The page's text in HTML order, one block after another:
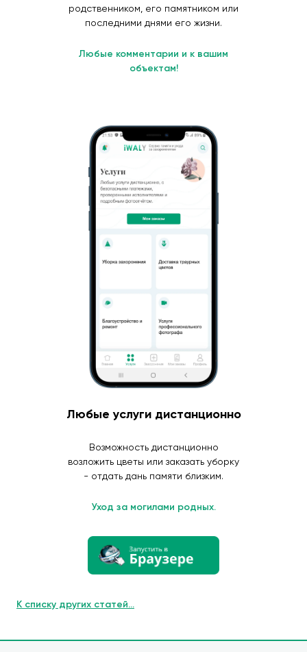
родственником, его памятником или
последними днями его жизни.
Любые комментарии и к вашим
объектам!
Любые услуги дистанционно
Возможность дистанционно
возложить цветы или заказать уборку
- отдать дань памяти близким.
Уход за могилами родных.
К списку других статей...